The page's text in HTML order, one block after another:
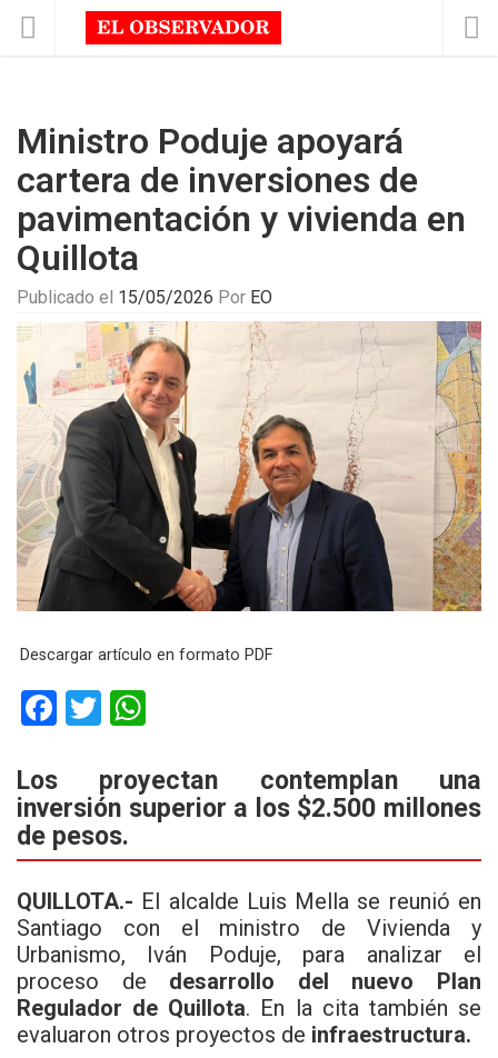
Ministro Poduje apoyará
cartera de inversiones de
pavimentación y vivienda en
Quillota
Publicado el 15/05/2026 Por EO
Descargar artículo en formato PDF
F
ce
b
o
o
k
T
tt
er
at
s
A
p
p
Los proyectan contemplan una
inversión superior a los $2.500 millones
de pesos.
QUILLOTA.- El alcalde Luis Mella se reunió en
Santiago con el ministro de Vivienda y
Urbanismo, Iván Poduje, para analizar el
proceso de desarrollo del nuevo Plan
Regulador de Quillota. En la cita también se
evaluaron otros proyectos de infraestructura.